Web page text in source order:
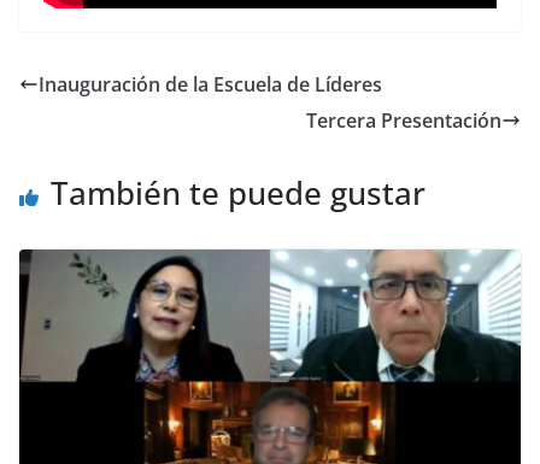
Inauguración de la Escuela de Líderes
Tercera Presentación
También te puede gustar